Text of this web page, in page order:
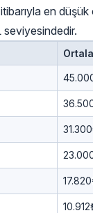
en
seviyesindedir.